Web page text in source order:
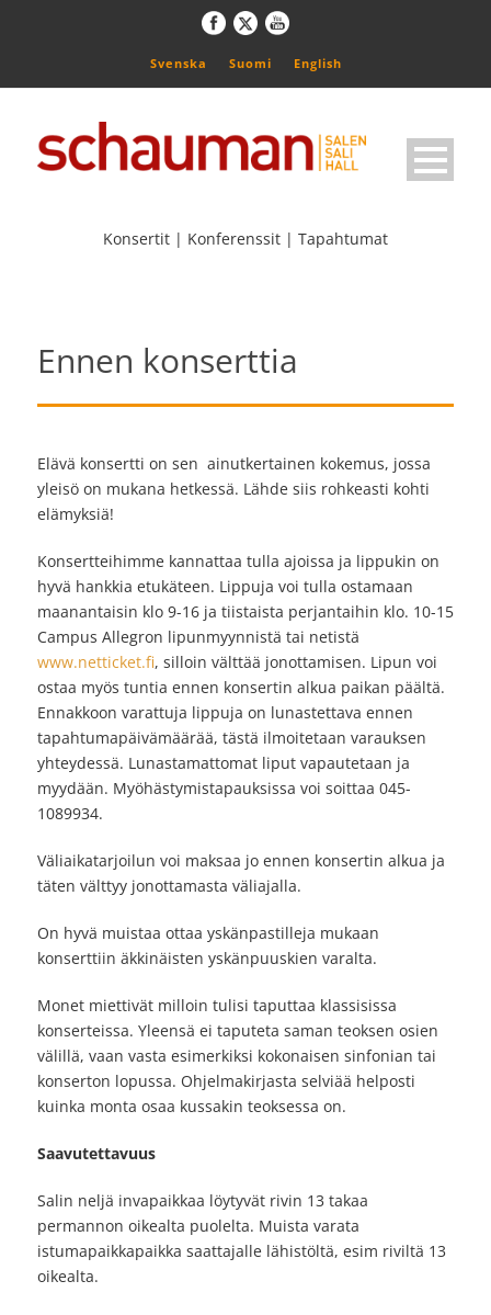
Svenska Suomi English
Konsertit | Konferenssit | Tapahtumat
Ennen konserttia
Elävä konsertti on sen ainutkertainen kokemus, jossa
yleisö on mukana hetkessä. Lähde siis rohkeasti kohti
elämyksiä!
Konsertteihimme kannattaa tulla ajoissa ja lippukin on
hyvä hankkia etukäteen. Lippuja voi tulla ostamaan
maanantaisin klo 9-16 ja tiistaista perjantaihin klo. 10-15
Campus Allegron lipunmyynnistä tai netistä
www.netticket.fi, silloin välttää jonottamisen. Lipun voi
ostaa myös tuntia ennen konsertin alkua paikan päältä.
Ennakkoon varattuja lippuja on lunastettava ennen
tapahtumapäivämäärää, tästä ilmoitetaan varauksen
yhteydessä. Lunastamattomat liput vapautetaan ja
myydään. Myöhästymistapauksissa voi soittaa 045-
1089934.
Väliaikatarjoilun voi maksaa jo ennen konsertin alkua ja
täten välttyy jonottamasta väliajalla.
On hyvä muistaa ottaa yskänpastilleja mukaan
konserttiin äkkinäisten yskänpuuskien varalta.
Monet miettivät milloin tulisi taputtaa klassisissa
konserteissa. Yleensä ei taputeta saman teoksen osien
välillä, vaan vasta esimerkiksi kokonaisen sinfonian tai
konserton lopussa. Ohjelmakirjasta selviää helposti
kuinka monta osaa kussakin teoksessa on.
Saavutettavuus
Salin neljä invapaikkaa löytyvät rivin 13 takaa
permannon oikealta puolelta. Muista varata
istumapaikkapaikka saattajalle lähistöltä, esim riviltä 13
oikealta.